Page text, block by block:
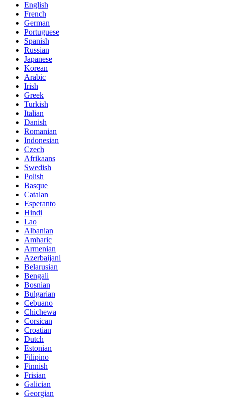
English
French
German
Portuguese
Spanish
Russian
Japanese
Korean
Arabic
Irish
Greek
Turkish
Italian
Danish
Romanian
Indonesian
Czech
Afrikaans
Swedish
Polish
Basque
Catalan
Esperanto
Hindi
Lao
Albanian
Amharic
Armenian
Azerbaijani
Belarusian
Bengali
Bosnian
Bulgarian
Cebuano
Chichewa
Corsican
Croatian
Dutch
Estonian
Filipino
Finnish
Frisian
Galician
Georgian